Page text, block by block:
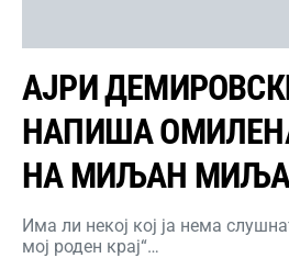
АЈРИ
НАПИША
НА МИЉАН
Има ли некој кој ја нема
мој роден крај“…